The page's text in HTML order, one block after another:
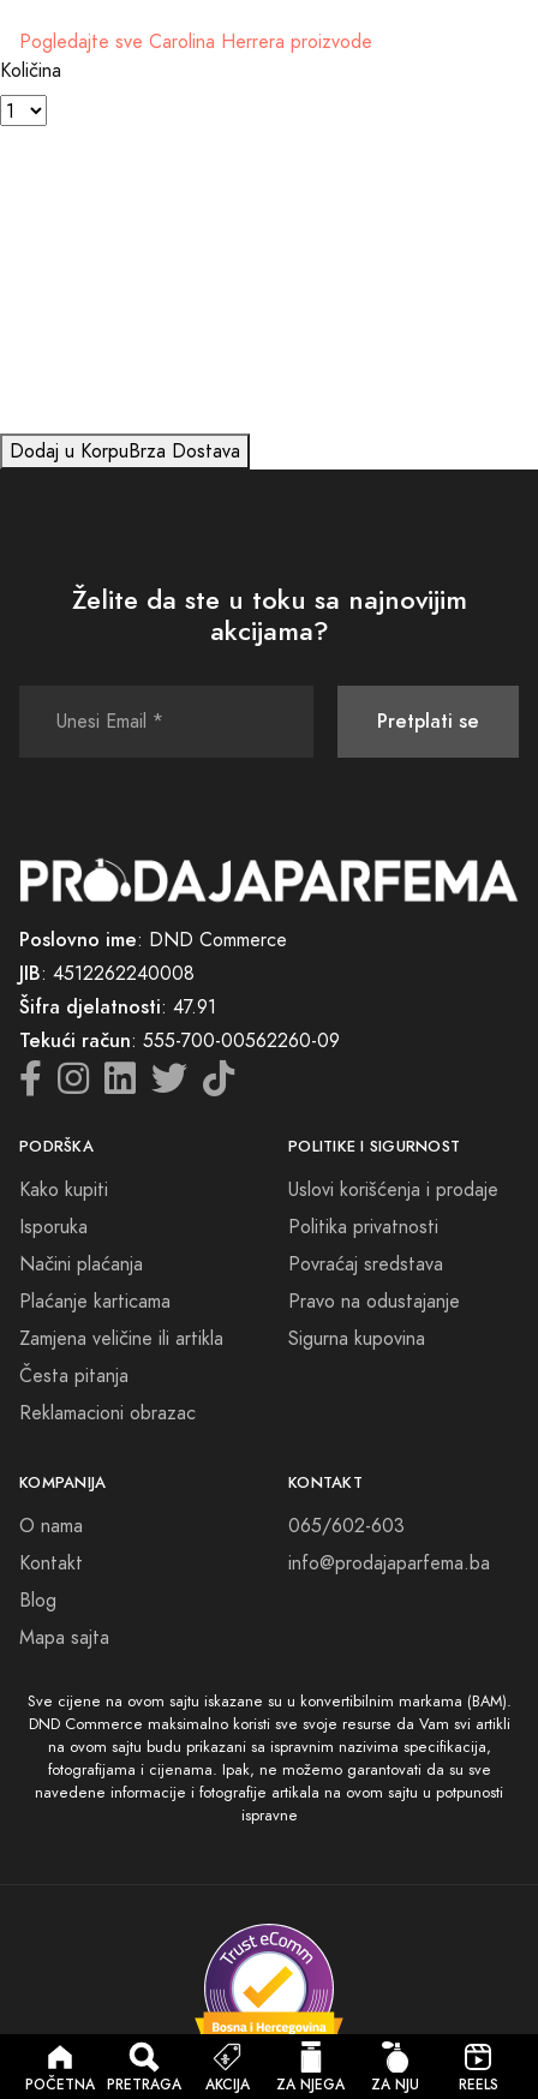
POČETNA PRETRAGA AKCIJA ZA NJEGA ZA NJU REELS
Pogledajte sve Carolina Herrera proizvode
Količina
Dodaj u KorpuBrza Dostava
Želite da ste u toku sa najnovijim
akcijama?
Pretplati se
Poslovno ime: DND Commerce
JIB: 4512262240008
Šifra djelatnosti: 47.91
Tekući račun: 555-700-00562260-09
PODRŠKA
Kako kupiti
Isporuka
Načini plaćanja
Plaćanje karticama
Zamjena veličine ili artikla
Česta pitanja
Reklamacioni obrazac
POLITIKE I SIGURNOST
Uslovi korišćenja i prodaje
Politika privatnosti
Povraćaj sredstava
Pravo na odustajanje
Sigurna kupovina
KOMPANIJA
O nama
Kontakt
Blog
Mapa sajta
KONTAKT
065/602-603
info@prodajaparfema.ba
Sve cijene na ovom sajtu iskazane su u konvertibilnim markama (BAM).
DND Commerce maksimalno koristi sve svoje resurse da Vam svi artikli
na ovom sajtu budu prikazani sa ispravnim nazivima specifikacija,
fotografijama i cijenama. Ipak, ne možemo garantovati da su sve
navedene informacije i fotografije artikala na ovom sajtu u potpunosti
ispravne